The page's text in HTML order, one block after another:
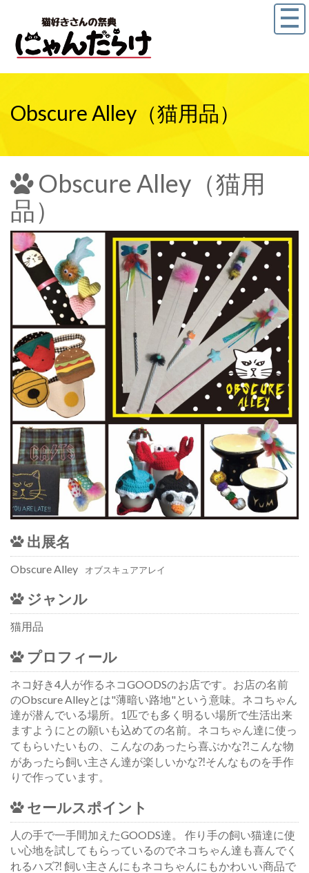
Obscure Alley（猫用品）
Obscure Alley（猫用
品）
出展名
Obscure Alley オブスキュアアレイ
ジャンル
猫用品
プロフィール
ネコ好き4人が作るネコGOODSのお店です。お店の名前
のObscure Alleyとは"薄暗い路地"という意味。ネコちゃん
達が潜んでいる場所。1匹でも多く明るい場所で生活出来
ますようにとの願いも込めての名前。ネコちゃん達に使っ
てもらいたいもの、こんなのあったら喜ぶかな⁈こんな物
があったら飼い主さん達が楽しいかな⁈そんなものを手作
りで作っています。
セールスポイント
人の手で一手間加えたGOODS達。 作り手の飼い猫達に使
い心地を試してもらっているのでネコちゃん達も喜んでく
れるハズ⁈ 飼い主さんにもネコちゃんにもかわいい商品で